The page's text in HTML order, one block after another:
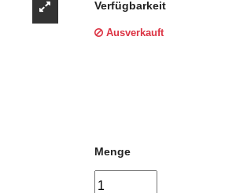
Verfügbarkeit
Ausverkauft
Menge